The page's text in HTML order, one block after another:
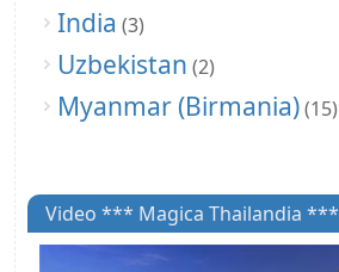
India (3)
Uzbekistan (2)
Myanmar (Birmania)(15)
Video *** Magica Thailandia ***